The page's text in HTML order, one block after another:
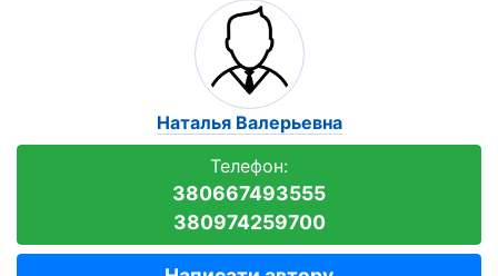
Наталья Валерьевна
Телефон:
380667493555
380974259700